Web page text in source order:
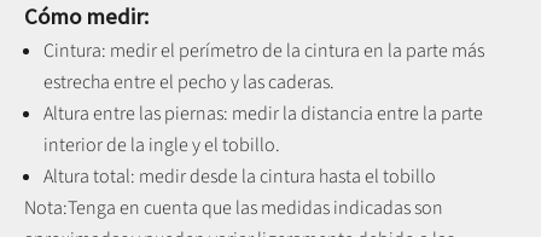
Cómo medir:
Cintura: medir el perímetro de la cintura en la parte más
estrecha entre el pecho y las caderas.
Altura entre las piernas: medir la distancia entre la parte
interior de la ingle y el tobillo.
Altura total: medir desde la cintura hasta el tobillo
Nota:Tenga en cuenta que las medidas indicadas son